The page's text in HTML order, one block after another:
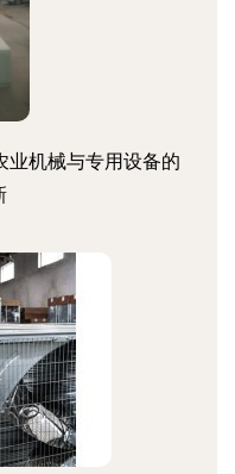
业机械与专用设备的